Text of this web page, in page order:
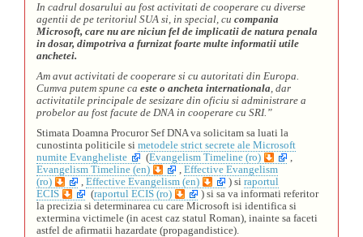
In cadrul dosarului au fost activitati de cooperare cu diverse
agentii de pe teritoriul SUA si, in special, cucompania
Microsoft, care nu are niciun fel de implicatii de natura penala
in dosar, dimpotriva a furnizat foarte multe informatii utile
anchetei.
Am avut activitati de cooperare si cu autoritati din Europa.
Cumva putem spune caeste o ancheta internationala , dar
activitatile principale de sesizare din oficiu si administrare a
probelor au fost facute de DNA in cooperare cu SRI.”
Stimata Doamna Procuror Sef DNA va solicitam sa luati la
cunostinta politicile simetodele strict secrete ale Microsoft
numite Evangheliste
(Evangelism Timeline (ro)
Evangelism Timeline (en)
,Effective Evangelism
(ro)
,Effective Evangelism (en) ) siraportul
ECIS
(raportul ECIS (ro)
) si sa va informati referitor
la precizia si determinarea cu care Microsoft isi identifica si
extermina victimele (in acest caz statul Roman), inainte sa faceti
astfel de afirmatii hazardate (propagandistice).